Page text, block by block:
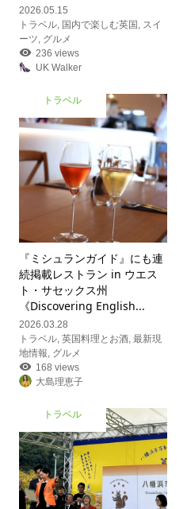
2026.05.15
トラベル, 国内で楽しむ英国 , スイ
ーツ, グルメ
236 views
UK Walker
トラベル
『ミシュランガイド』にも連
続掲載レストラン in ウエス
ト・サセックス州
《Discovering English...
2026.03.28
トラベル ,英国料理とお酒 ,最新現
地情報 グルメ
168 views
大島理恵子
トラベル